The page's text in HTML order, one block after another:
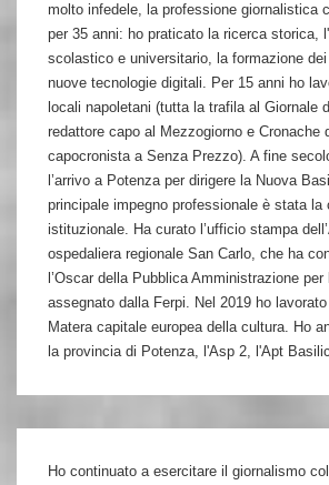
molto infedele, la professione giornalistica
per 35 anni: ho praticato la ricerca storica,
scolastico e universitario, la formazione
nuove tecnologie digitali. Per 15 anni ho
locali napoletani (tutta la trafila al Giornale
redattore capo al Mezzogiorno e Cronache
capocronista a Senza Prezzo). A fine
l’arrivo a Potenza per dirigere la Nuova
principale impegno professionale è stata la
istituzionale. Ha curato l’ufficio stampa
ospedaliera regionale San Carlo, che ha
l’Oscar della Pubblica Amministrazione
assegnato dalla Ferpi. Nel 2019 ho
Matera capitale europea della cultura. Ho
la provincia di Potenza, l'Asp 2, l'Apt
Ho continuato a esercitare il giornalismo